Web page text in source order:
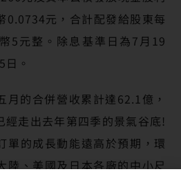
0.0734元，合計配發給股東每
5元整。除息基準日為7月19
。
月的合併營收累計達62.1億，
經走出去年第四季的景氣谷底!
單的成長動能遠高於預期，環
陸、美國及日本各廠的中小尺